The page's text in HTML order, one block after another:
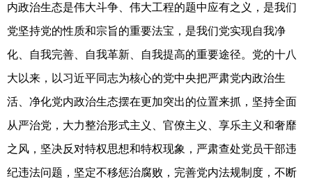
内政治生态是伟大斗争、伟大工程的题中应有之义，是我们
党坚持党的性质和宗旨的重要法宝，是我们党实现自我净
化、自我完善、自我革新、自我提高的重要途径。党的十八
大以来，以习近平同志为核心的党中央把严肃党内政治生
活、净化党内政治生态摆在更加突出的位置来抓，坚持全面
从严治党，大力整治形式主义、官僚主义、享乐主义和奢靡
之风，坚决反对特权思想和特权现象，严肃查处党员干部违
纪违法问题，坚定不移惩治腐败，完善党内法规制度，不断